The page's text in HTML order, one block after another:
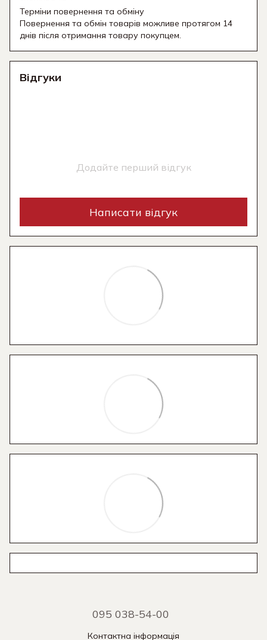
Терміни повернення та обміну
Повернення та обмін товарів можливе протягом 14
днів після отримання товару покупцем.
Відгуки
Додайте перший відгук
Написати відгук
095 038-54-00
Контактна інформація